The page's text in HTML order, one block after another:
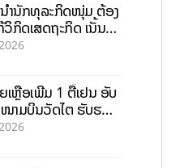
ຳນັກທຸລະກິດໜຸ່ມ ຕ້ອງ
ກິດເສດຖະກິດ ເນັ້ນດຶງ
, ຫັນສູ່ດິຈິຕອນ
ເຫຼືອເພີ່ມ 1 ຕື້ເຢນ ອັບ
າມບິນວັດໄຕ ຮັບຮອງ
ຕ